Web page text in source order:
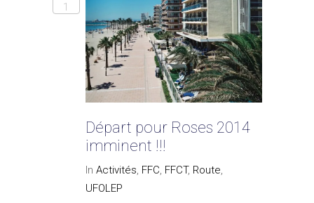
1
Départ pour Roses 2014
imminent !!!
In Activités, FFC, FFCT, Route,
UFOLEP